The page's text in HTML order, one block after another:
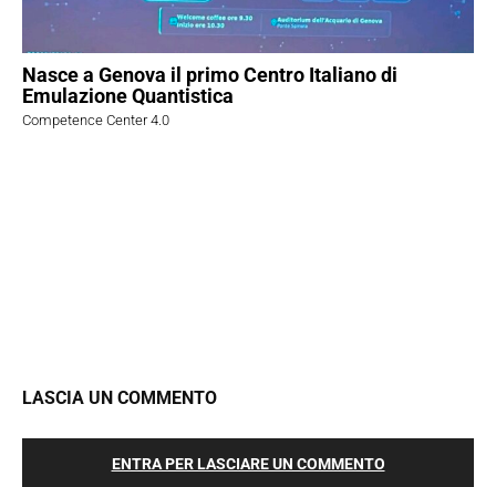
Nasce a Genova il primo Centro Italiano di
Emulazione Quantistica
Competence Center 4.0
LASCIA UN COMMENTO
ENTRA PER LASCIARE UN COMMENTO